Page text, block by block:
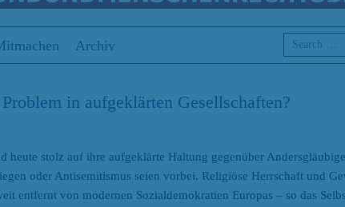
Archiv
in aufgeklärten Gesellschaften?
heute stolz auf ihre aufgeklärte Haltung gegenüber
oder Antisemitismus seien vorbei. Religiöse Herrschaft und
entfernt von modernen Sozialdemokratien Europas – so das